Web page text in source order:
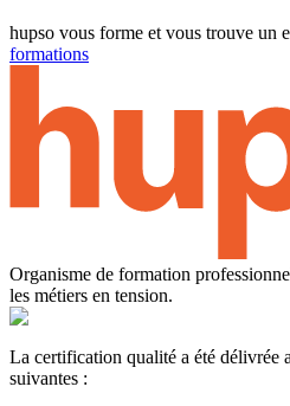
hupso vous forme et vous trouve un
formations
Organisme de formation
les métiers en tension.
La certification qualité a été délivrée
suivantes :